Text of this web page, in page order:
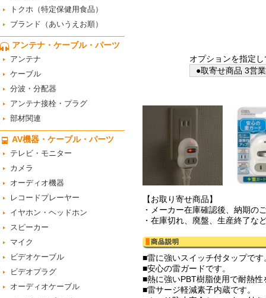
トクホ（特定保健用食品）
ブランド（あいうえお順）
アンテナ・ケーブル・パーツ
アンテナ
ケーブル
分波・分配器
アンテナ接栓・プラグ
部材関連
AV機器・ケーブル・パーツ
テレビ・モニター
カメラ
オーディオ機器
レコードプレーヤー
イヤホン・ヘッドホン
スピーカー
マイク
ビデオケーブル
ビデオプラグ
オーディオケーブル
オプションを指定
●取寄せ商品 3営
【お取り寄せ商品】
・メーカー在庫確認後、納期の
・在庫切れ、廃盤、生産終了な
■雷に強いスイッチ付タップです
■安心の雷ガードです。
■熱に強いPBT樹脂使用で耐熱
■雷サージ軽減素子内蔵です。